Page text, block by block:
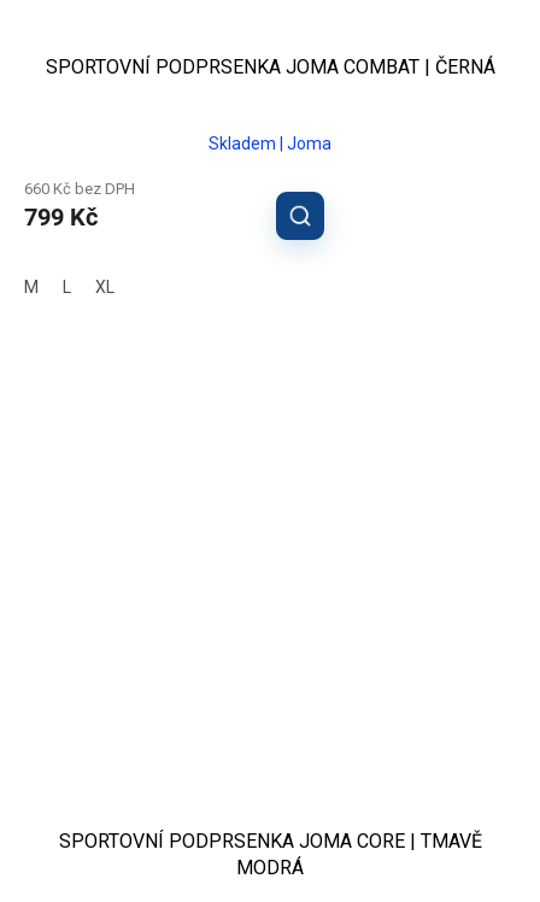
SPORTOVNÍ PODPRSENKA JOMA COMBAT | ČERNÁ
Skladem | Joma
660 Kč bez DPH
799 Kč
M XL
SPORTOVNÍ PODPRSENKA JOMA CORE | TMAVĚ
MODRÁ